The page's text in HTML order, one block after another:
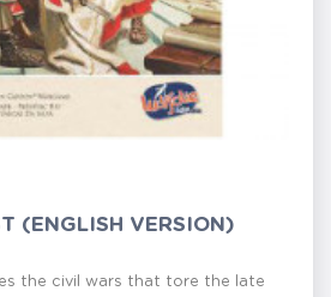
(ENGLISH VERSION)
the civil wars that tore the late